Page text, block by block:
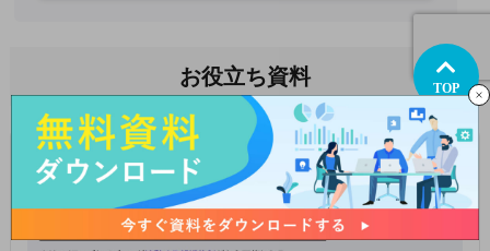
お役立ち資料
デジタルマーケティング紹介資料
TOP